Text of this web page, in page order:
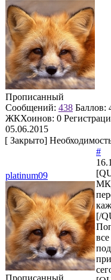
Прописанный
Сообщений: 438 Баллов:
ЖКХоинов: 0
05.06.2015
[ Закрыто]
platinum09
Прописанный
#
[/